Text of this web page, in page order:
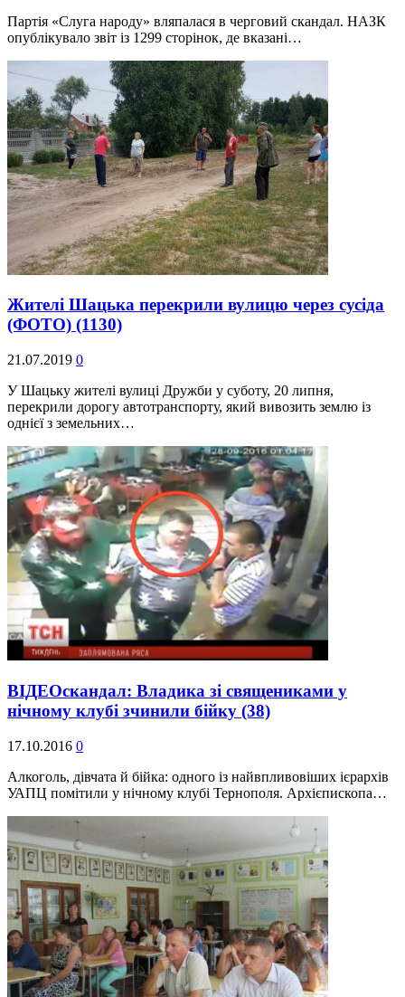
Партія «Слуга народу» вляпалася в черговий скандал. НАЗК
опублікувало звіт із 1299 сторінок, де вказані…
Жителі Шацька перекрили вулицю через сусіда
(ФОТО) (1130)
21.07.2019 0
У Шацьку жителі вулиці Дружби у суботу, 20 липня,
перекрили дорогу автотранспорту, який вивозить землю із
однієї з земельних…
ВІДЕОскандал: Владика зі священиками у
нічному клубі зчинили бійку (38)
17.10.2016 0
Алкоголь, дівчата й бійка: одного із найвпливовіших ієрархів
УАПЦ помітили у нічному клубі Тернополя. Архієпископа…